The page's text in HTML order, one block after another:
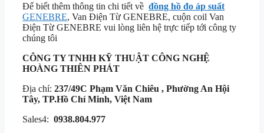
Để biết thêm thông tin chi tiết về đồng hồ đo áp suất
GENEBRE, Van Điện Từ GENEBRE, cuộn coil Van
Điện Từ GENEBRE vui lòng liên hệ trực tiếp tới công ty
chúng tôi
CÔNG TY TNHH KỸ THUẬT CÔNG NGHỆ
HOÀNG THIÊN PHÁT
Địa chỉ: 237/49C Phạm Văn Chiêu , Phường An Hội
Tây, TP.Hồ Chí Minh, Việt Nam
Sales4: 0938.804.977